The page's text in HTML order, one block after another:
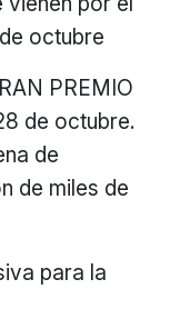
octubre
PREMIO
de octubre.
de
de miles de
para la